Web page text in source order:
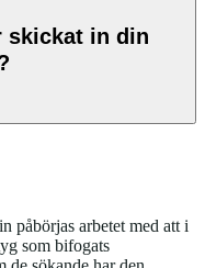
skickat in din
påbörjas arbetet med att i
som bifogats